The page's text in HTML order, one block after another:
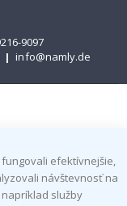
9097
| info@namly.de
efektívnejšie,
návštevnosť na
služby